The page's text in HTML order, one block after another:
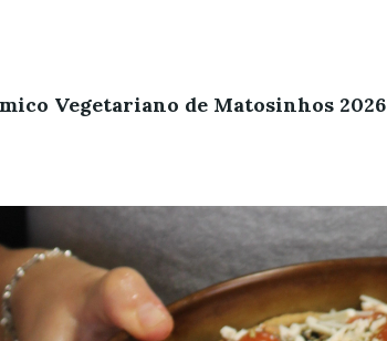
Vegetariano de Matosinhos 2026